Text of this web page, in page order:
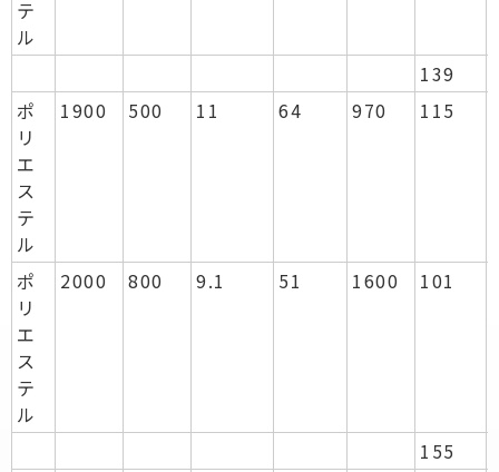
テ
ル
139
ポ
リ
エ
ス
テ
ル
1900 500 11 64 970 115
ポ
リ
エ
ス
テ
ル
2000 800 9.1 51 1600 101
155